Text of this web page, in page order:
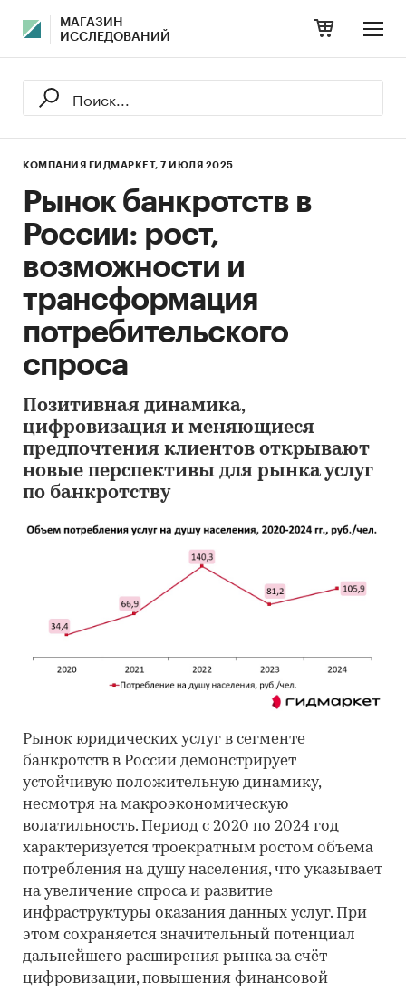
МАГАЗИН
ИССЛЕДОВАНИЙ
КОМПАНИЯ ГИДМАРКЕТ, 7 ИЮЛЯ 2025
Рынок банкротств в
России: рост,
возможности и
трансформация
потребительского
спроса
Позитивная динамика,
цифровизация и меняющиеся
предпочтения клиентов открывают
новые перспективы для рынка услуг
по банкротству
Рынок юридических услуг в сегменте
банкротств в России демонстрирует
устойчивую положительную динамику,
несмотря на макроэкономическую
волатильность. Период с 2020 по 2024 год
характеризуется троекратным ростом объема
потребления на душу населения, что указывает
на увеличение спроса и развитие
инфраструктуры оказания данных услуг. При
этом сохраняется значительный потенциал
дальнейшего расширения рынка за счёт
цифровизации, повышения финансовой